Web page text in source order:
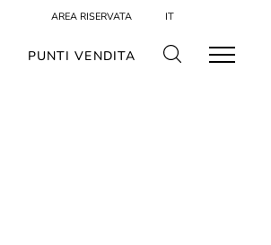
AREA RISERVATA IT
PUNTI VENDITA